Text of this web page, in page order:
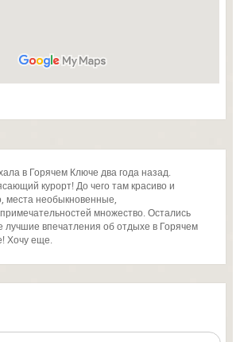
в Горячем Ключе два года назад.
курорт! До чего там красиво и
места необыкновенные,
множество. Остались
лучшие впечатления об отдыхе в Горячем
Хочу еще.